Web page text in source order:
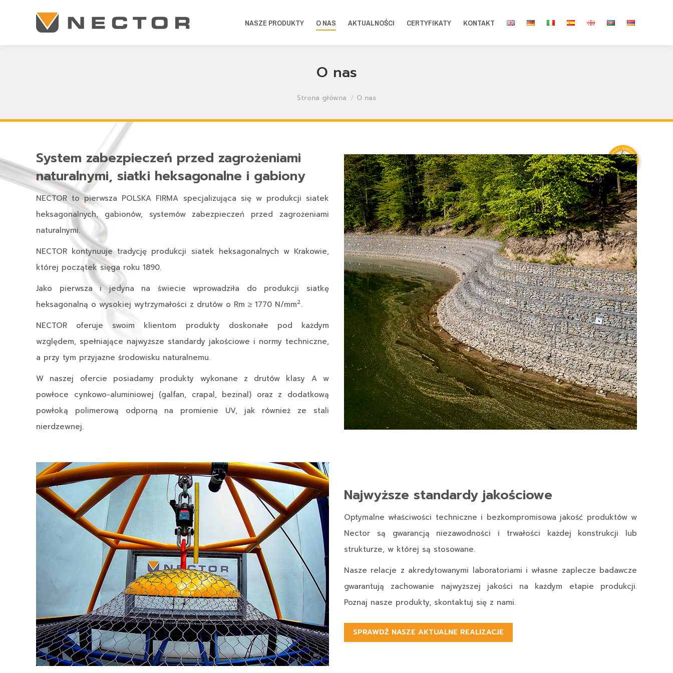
NASZE PRODUKTY O NAS AKTUALNOŚCI CERTYFIKATY KONTAKT
O nas
Strona główna O nas
System zabezpieczeń przed zagrożeniami
naturalnymi, siatki heksagonalne i gabiony
NECTOR to pierwsza POLSKA FIRMA specjalizująca się w produkcji siatek
heksagonalnych, gabionów, systemów zabezpieczeń przed zagrożeniami
naturalnymi.
NECTOR kontynuuje tradycję produkcji siatek heksagonalnych w Krakowie,
której początek sięga roku 1890.
Jako pierwsza i jedyna na świecie wprowadziła do produkcji siatkę
heksagonalną o wysokiej wytrzymałości z drutów o Rm ≥ 1770 N/mm2.
NECTOR oferuje swoim klientom produkty doskonałe pod każdym
względem, spełniające najwyższe standardy jakościowe i normy techniczne,
a przy tym przyjazne środowisku naturalnemu.
W naszej ofercie posiadamy produkty wykonane z drutów klasy A w
powłoce cynkowo-aluminiowej (galfan, crapal, bezinal) oraz z dodatkową
powłoką polimerową odporną na promienie UV, jak również ze stali
nierdzewnej.
Najwyższe standardy jakościowe
Optymalne właściwości techniczne i bezkompromisowa jakość produktów w
Nector są gwarancją niezawodności i trwałości każdej konstrukcji lub
strukturze, w której są stosowane.
Nasze relacje z akredytowanymi laboratoriami i własne zaplecze badawcze
gwarantują zachowanie najwyższej jakości na każdym etapie produkcji.
Poznaj nasze produkty, skontaktuj się z nami.
SPRAWDŹ NASZE AKTUALNE REALIZACJE